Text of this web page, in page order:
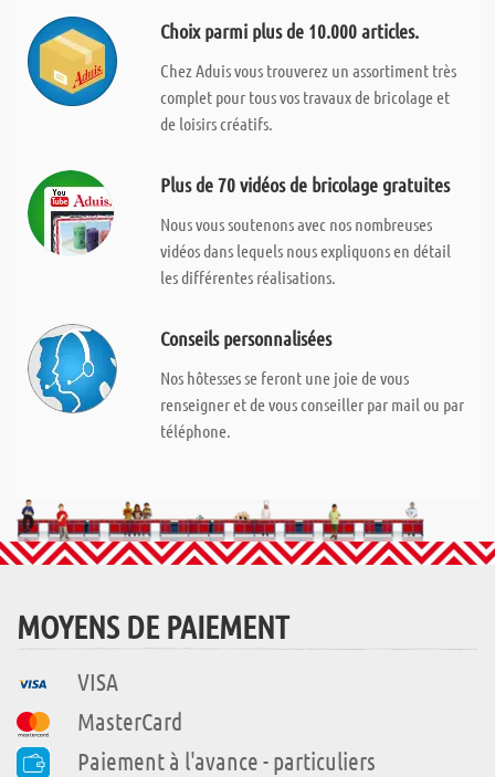
Choix parmi plus de 10.000 articles.
Chez Aduis vous trouverez un assortiment très
complet pour tous vos travaux de bricolage et
de loisirs créatifs.
Plus de 70 vidéos de bricolage gratuites
Nous vous soutenons avec nos nombreuses
vidéos dans lequels nous expliquons en détail
les différentes réalisations.
Conseils personnalisées
Nos hôtesses se feront une joie de vous
renseigner et de vous conseiller par mail ou par
téléphone.
MOYENS DE PAIEMENT
VISA
MasterCard
Paiement à l'avance - particuliers